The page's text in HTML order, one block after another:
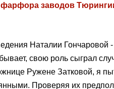
фарфора заводов
Наталии Гончаровой -
свою роль сыграл
Ружене Затковой, я
Проверяя их